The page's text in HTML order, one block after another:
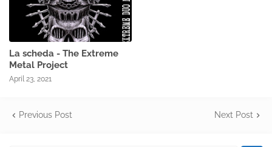
La scheda - The Extreme
Metal Project
April 23, 2021
Previous Post Next Post